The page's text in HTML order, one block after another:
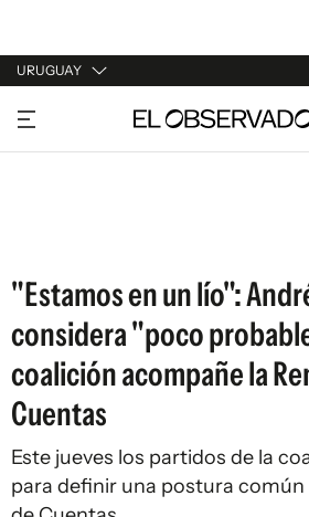
URUGUAY
URUGUAY
ARGENTINA
"Estamos en un lío":
considera "poco
coalición acompañe la
Cuentas
Este jueves los partidos de la
para definir una postura común